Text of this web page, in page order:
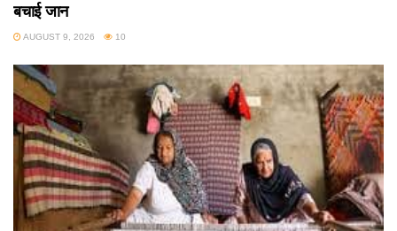
बचाई जान
AUGUST 9, 2026 10